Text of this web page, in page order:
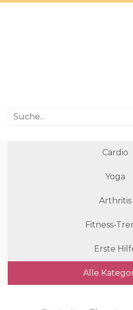
Cardio
Yoga
Arthritis
Fitness-
Erste
Alle